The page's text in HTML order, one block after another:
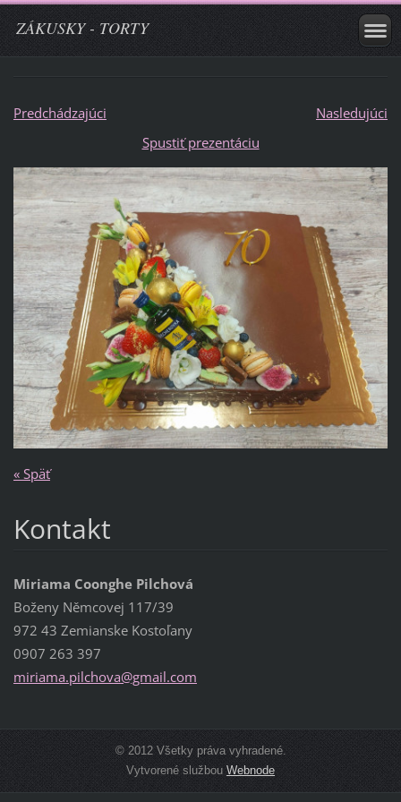
ZÁKUSKY - TORTY
Predchádzajúci
Nasledujúci
Spustiť prezentáciu
« Späť
Kontakt
Miriama Coonghe Pilchová
Boženy Němcovej 117/39
972 43 Zemianske Kostoľany
0907 263 397
miriama.pilchova@gmail.com
© 2012 Všetky práva vyhradené.
Vytvorené službouWebnode